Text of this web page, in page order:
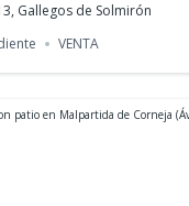
Gallegos de Solmirón
VENTA